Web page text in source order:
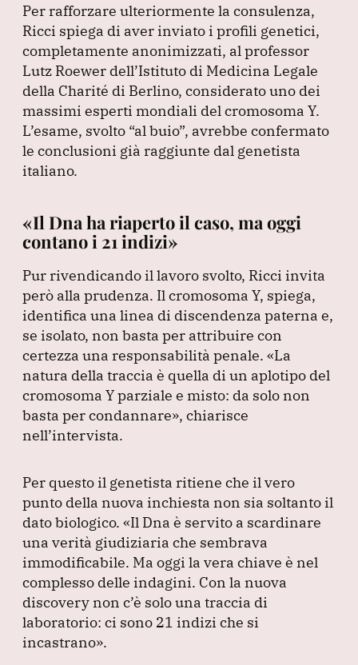
Per rafforzare ulteriormente la consulenza,
Ricci spiega di aver inviato i profili genetici,
completamente anonimizzati, al professor
Lutz Roewer dell’Istituto di Medicina Legale
della Charité di Berlino, considerato uno dei
massimi esperti mondiali del cromosoma Y.
L’esame, svolto “al buio”, avrebbe confermato
le conclusioni già raggiunte dal genetista
italiano.
«Il Dna ha riaperto il caso, ma oggi
contano i 21 indizi»
Pur rivendicando il lavoro svolto, Ricci invita
però alla prudenza. Il cromosoma Y, spiega,
identifica una linea di discendenza paterna e,
se isolato, non basta per attribuire con
certezza una responsabilità penale. «La
natura della traccia è quella di un aplotipo del
cromosoma Y parziale e misto: da solo non
basta per condannare», chiarisce
nell’intervista.
Per questo il genetista ritiene che il vero
punto della nuova inchiesta non sia soltanto il
dato biologico. «Il Dna è servito a scardinare
una verità giudiziaria che sembrava
immodificabile. Ma oggi la vera chiave è nel
complesso delle indagini. Con la nuova
discovery non c’è solo una traccia di
laboratorio: ci sono 21 indizi che si
incastrano».